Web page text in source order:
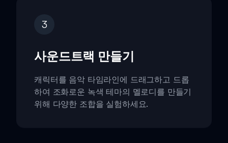
3
사운드트랙 만들기
캐릭터를 음악 타임라인에 드래그하고 드롭
하여 조화로운 녹색 테마의 멜로디를 만들기
위해 다양한 조합을 실험하세요.